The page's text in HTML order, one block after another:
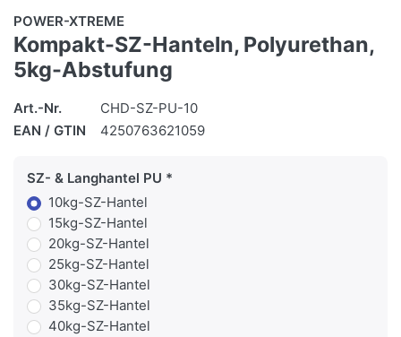
POWER-XTREME
Kompakt-SZ-Hanteln, Polyurethan,
5kg-Abstufung
Art.-Nr.
CHD-SZ-PU-10
EAN / GTIN
4250763621059
SZ- & Langhantel PU
10kg-SZ-Hantel
15kg-SZ-Hantel
20kg-SZ-Hantel
25kg-SZ-Hantel
30kg-SZ-Hantel
35kg-SZ-Hantel
40kg-SZ-Hantel